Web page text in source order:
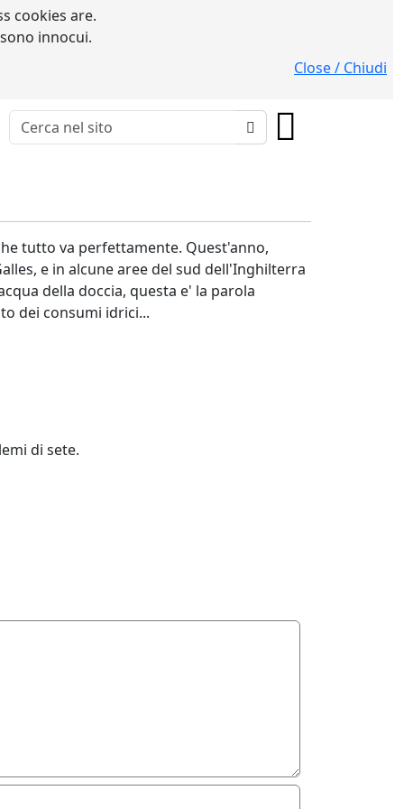
cookies are.
innocui.
Close / Chiudi
tutto va perfettamente. Quest'anno,
e in alcune aree del sud dell'Inghilterra
della doccia, questa e' la parola
dei consumi idrici...
di sete.